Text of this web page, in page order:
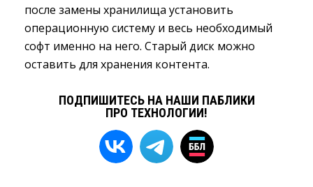
после замены хранилища установить
операционную систему и весь необходимый
софт именно на него. Старый диск можно
оставить для хранения контента.
ПОДПИШИТЕСЬ НА НАШИ ПАБЛИКИ
ПРО ТЕХНОЛОГИИ!